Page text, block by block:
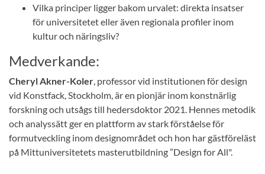
Vilka principer ligger bakom urvalet: direkta insatser
för universitetet eller även regionala profiler inom
kultur och näringsliv?
Medverkande:
Cheryl Akner-Koler, professor vid institutionen för design
vid Konstfack, Stockholm, är en pionjär inom konstnärlig
forskning och utsågs till hedersdoktor 2021. Hennes metodik
och analyssätt ger en plattform av stark förståelse för
formutveckling inom designområdet och hon har gästföreläst
på Mittuniversitetets masterutbildning ”Design for All".